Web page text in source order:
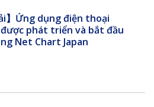
】Ứng dụng điện thoại
được phát triển và bắt đầu
Net Chart Japan